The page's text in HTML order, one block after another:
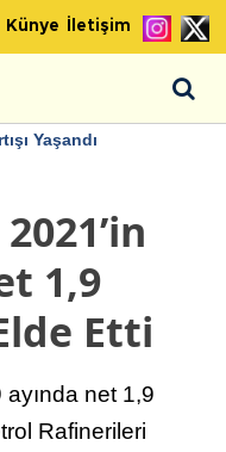
Künye İletişim
Yaşandı
1,9
Etti
net 1,9
Rafinerileri